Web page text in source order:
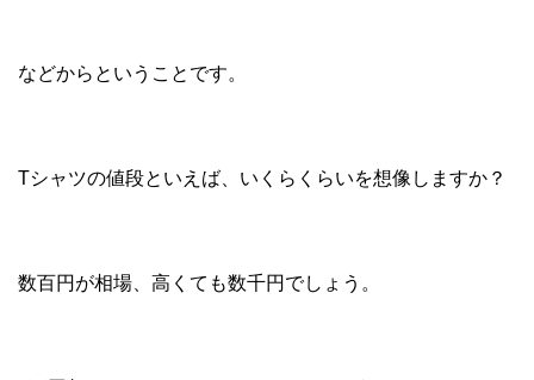
などからということです。
Tシャツの値段といえば、いくらくらいを想像しますか？
数百円が相場、高くても数千円でしょう。